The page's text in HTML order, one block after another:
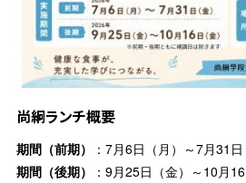
尚絅ランチ概要
期間（前期）
：7月6日（月）～7月31日
期間（後期）
：9月25日（金）～10月16